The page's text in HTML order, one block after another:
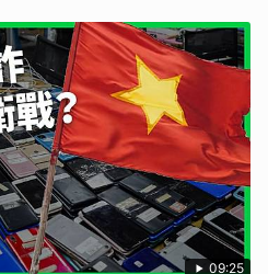
09:25